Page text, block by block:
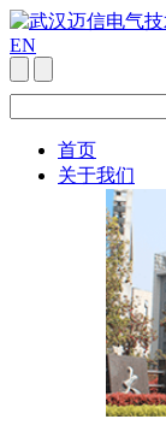
EN
首页
关于我们